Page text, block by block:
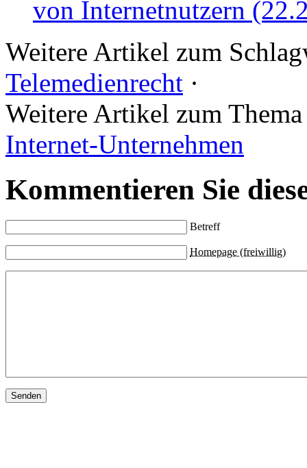
von Internetnutzern
Weitere Artikel zum
Telemedienrecht ·
Weitere Artikel zum
Internet-Unternehmen
Kommentieren Sie
Betreff
Homepage (freiwillig)